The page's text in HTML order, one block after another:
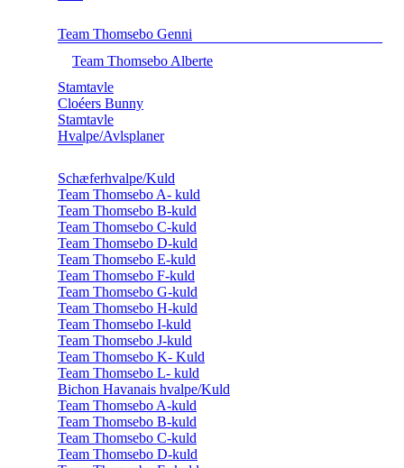
Team Thomsebo Genni
Team Thomsebo Alberte
Stamtavle
Cloéers Bunny
Stamtavle
Hvalpe/Avlsplaner
Schæferhvalpe/Kuld
Team Thomsebo A- kuld
Team Thomsebo B-kuld
Team Thomsebo C-kuld
Team Thomsebo D-kuld
Team Thomsebo E-kuld
Team Thomsebo F-kuld
Team Thomsebo G-kuld
Team Thomsebo H-kuld
Team Thomsebo I-kuld
Team Thomsebo J-kuld
Team Thomsebo K- Kuld
Team Thomsebo L- kuld
Bichon Havanais hvalpe/Kuld
Team Thomsebo A-kuld
Team Thomsebo B-kuld
Team Thomsebo C-kuld
Team Thomsebo D-kuld